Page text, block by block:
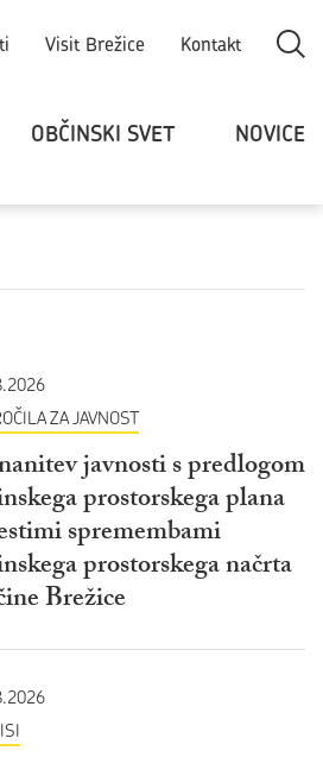
Visit Brežice Kontakt
OBČINSKI SVET NOVICE
ZA JAVNOST
javnosti s predlogom
prostorskega plana
spremembami
prostorskega načrta
Brežice